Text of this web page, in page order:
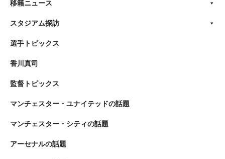
移籍ニュース
スタジアム探訪
選手トピックス
香川真司
監督トピックス
マンチェスター・ユナイテッドの話題
マンチェスター・シティの話題
アーセナルの話題